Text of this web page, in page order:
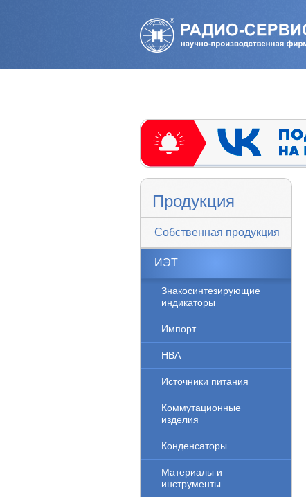
Продукция
Собственная продукция
ИЭТ
Знакосинтезирующие
индикаторы
Импорт
НВА
Источники питания
Коммутационные
изделия
Конденсаторы
Материалы и
инструменты